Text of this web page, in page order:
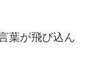
葉が飛び込ん